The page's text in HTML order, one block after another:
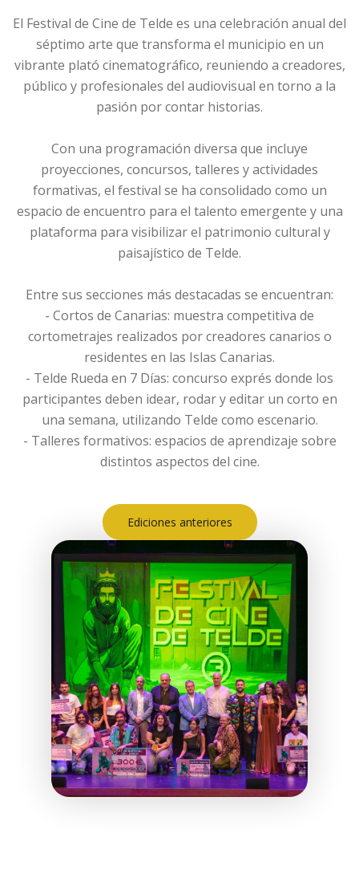
El Festival de Cine de Telde es una celebración anual del
séptimo arte que transforma el municipio en un
vibrante plató cinematográfico, reuniendo a creadores,
público y profesionales del audiovisual en torno a la
pasión por contar historias.
Con una programación diversa que incluye
proyecciones, concursos, talleres y actividades
formativas, el festival se ha consolidado como un
espacio de encuentro para el talento emergente y una
plataforma para visibilizar el patrimonio cultural y
paisajístico de Telde.
Entre sus secciones más destacadas se encuentran:
- Cortos de Canarias: muestra competitiva de
cortometrajes realizados por creadores canarios o
residentes en las Islas Canarias.
- Telde Rueda en 7 Días: concurso exprés donde los
participantes deben idear, rodar y editar un corto en
una semana, utilizando Telde como escenario.
- Talleres formativos: espacios de aprendizaje sobre
distintos aspectos del cine.
Ediciones anteriores